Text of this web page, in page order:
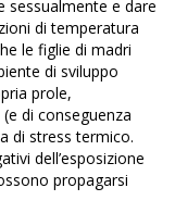
e dare
di temperatura
le figlie di madri
di sviluppo
prole,
di conseguenza
di stress termico.
dell’esposizione
propagarsi